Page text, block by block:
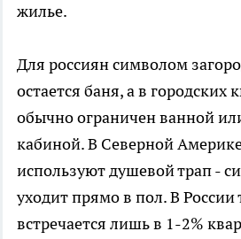
жилье.
Для россиян символом
остается баня, а в городских
обычно ограничен ванной
кабиной. В Северной
используют душевой трап -
уходит прямо в пол. В России
встречается лишь в 1-2%